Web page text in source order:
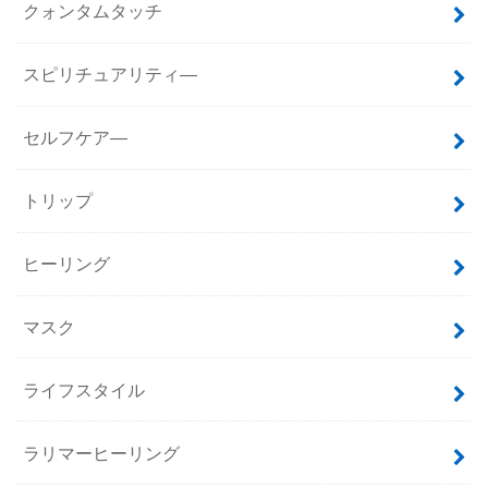
クォンタムタッチ
スピリチュアリティ―
セルフケア―
トリップ
ヒーリング
マスク
ライフスタイル
ラリマーヒーリング